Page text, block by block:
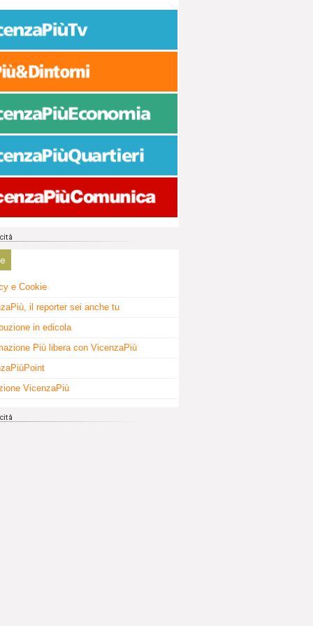
e Cookie
il reporter sei anche tu
in edicola
Più libera con VicenzaPiù
VicenzaPiù